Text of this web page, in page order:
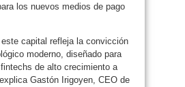
los nuevos medios de pago
capital refleja la convicción
moderno, diseñado para
de alto crecimiento a
Gastón Irigoyen, CEO de